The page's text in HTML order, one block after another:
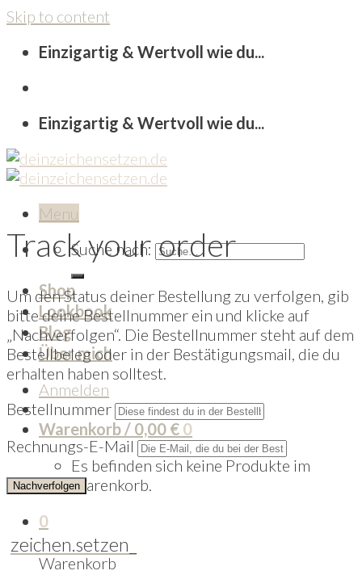
Skip to content
Einzigartig & Wertvoll wie du...
Einzigartig & Wertvoll wie du...
Menu
Suche nach:
Shop
Lookbook
Blog
Über mich
Anmelden
Warenkorb / 0,00 € 0
Es befinden sich keine Produkte im
Warenkorb.
0
Warenkorb
Track your order
Um den Status deiner Bestellung zu verfolgen, gib
bitte deine Bestellnummer ein und klicke auf
„Nachverfolgen“. Die Bestellnummer steht auf dem
Bestellbeleg oder in der Bestätigungsmail, die du
erhalten haben solltest.
Bestellnummer
Rechnungs-E-Mail
Nachverfolgen
zeichen.setzen_